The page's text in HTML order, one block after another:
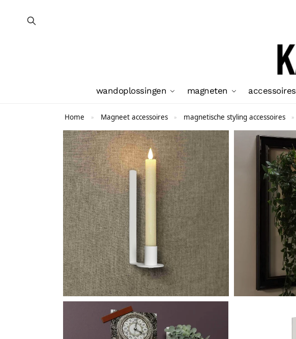
wandoplossingen magneten accessoires
Home » Magneet accessoires » magnetische styling accessoires »